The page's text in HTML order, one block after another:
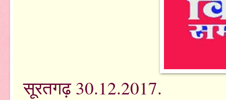
सूरतगढ़ 30.12.2017.